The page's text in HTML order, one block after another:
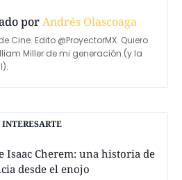
porAndrés Olascoaga
Cine. Edito @ProyectorMX. Quiero
Miller de mi generación (y la
Isaac Cherem: una historia de
desde el enojo